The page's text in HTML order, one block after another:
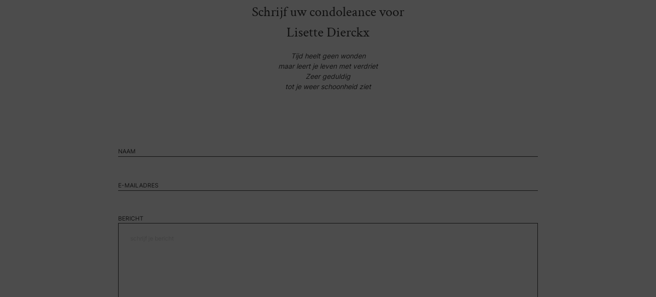
Schrijf uw condoleance voor
Lisette Dierckx
Tijd heelt geen wonden
maar leert je leven met verdriet
Zeer geduldig
tot je weer schoonheid ziet
BERICHT